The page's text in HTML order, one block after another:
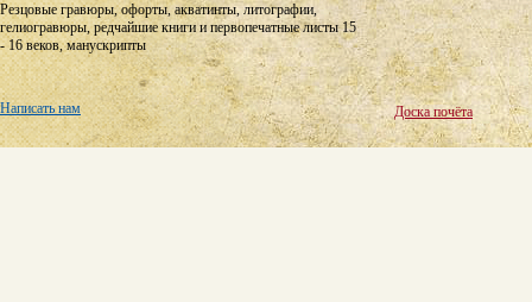
Резцовые гравюры, офорты, акватинты, литографии,
гелиогравюры, редчайшие книги и первопечатные листы 15
- 16 веков, манускрипты
Написать нам Доска почёта